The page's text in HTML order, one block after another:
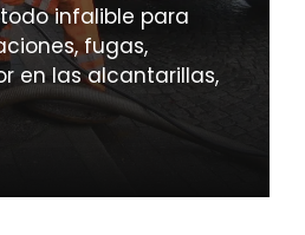
infalible para
fugas,
en las alcantarillas,